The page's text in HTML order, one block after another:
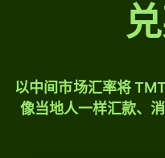
以中间市场汇率将
像当地人一样汇款、